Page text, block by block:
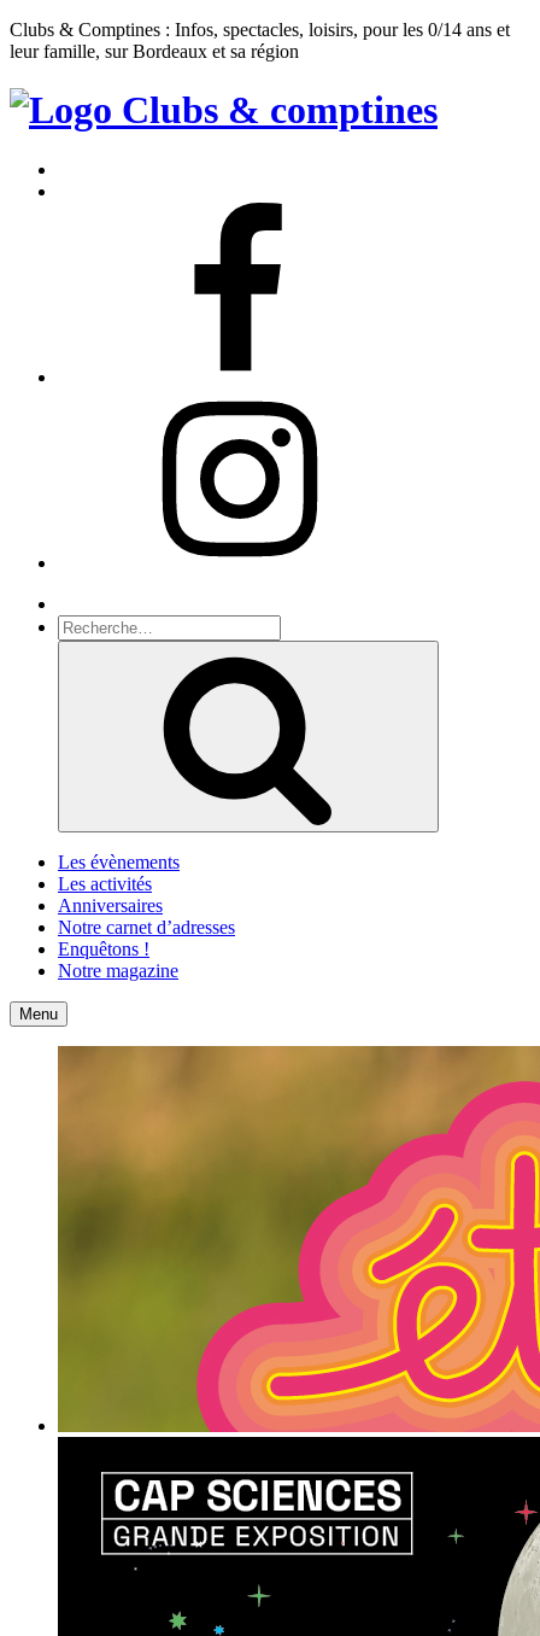
Clubs & Comptines : Infos, spectacles, loisirs, pour les 0/14 ans et
leur famille, sur Bordeaux et sa région
Clubs
Comptines
Recherche
pour
Les évènements
Les activités
Anniversaires
Notre carnet d’adresses
Enquêtons !
Notre magazine
Accueil
Menu Contact